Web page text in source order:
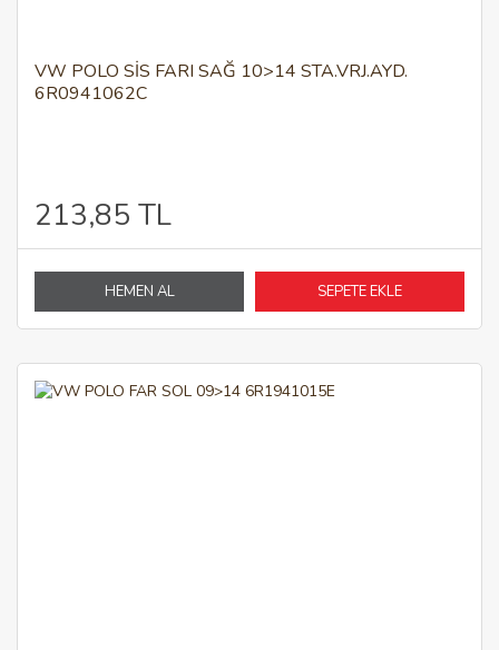
VW POLO SİS FARI SAĞ 10>14 STA.VRJ.AYD.
6R0941062C
213,85 TL
HEMEN AL SEPETE EKLE